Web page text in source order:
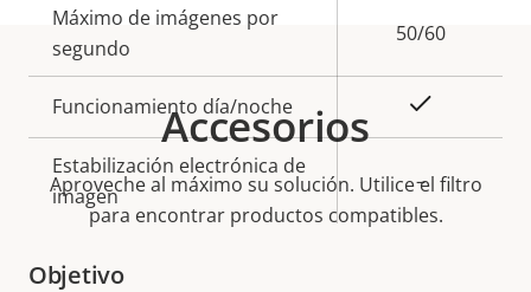
propiedad
propiedad
Máximo de imágenes por
segundo
50/60
Funcionamiento día/noche
Estabilización electrónica de
imagen
–
Objetivo
Accesorios
Aproveche al máximo su solución. Utilice el filtro
para encontrar productos compatibles.